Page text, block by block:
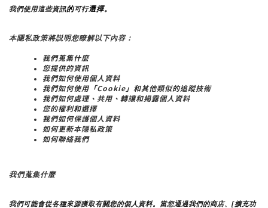
我們使用這些資訊的可行選擇。
本隱私政策將説明您瞭解以下內容：
我們蒐集什麼
您提供的資訊
我們如何使用個人資料
我們如何使用「Cookie」和其他類似的追蹤技術
我們如何處理、共用、轉讓和揭露個人資料
您的權利和選擇
我們如何保護個人資料
如何更新本隱私政策
如何聯絡我們
我們蒐集什麼
我們可能會從各種來源獲取有關您的個人資料。當您通過我們的商店、[擴充功